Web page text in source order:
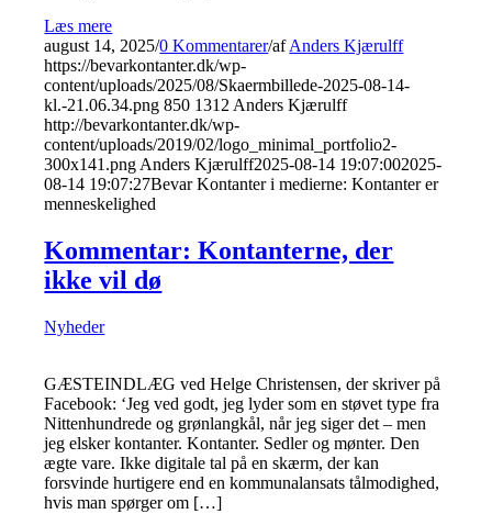
Læs mere
august 14, 2025/0 Kommentarer/afAnders Kjærulff
https://bevarkontanter.dk/wp-
content/uploads/2025/08/Skaermbillede-2025-08-14-
kl.-21.06.34.png 850 1312 Anders Kjærulff
http://bevarkontanter.dk/wp-
content/uploads/2019/02/logo_minimal_portfolio2-
300x141.png Anders Kjærulff2025-08-14 19:07:002025-
08-14 19:07:27Bevar Kontanter i medierne: Kontanter er
menneskelighed
Kommentar: Kontanterne, der
ikke vil dø
Nyheder
GÆSTEINDLÆG ved Helge Christensen, der skriver på
Facebook: ‘Jeg ved godt, jeg lyder som en støvet type fra
Nittenhundrede og grønlangkål, når jeg siger det – men
jeg elsker kontanter. Kontanter. Sedler og mønter. Den
ægte vare. Ikke digitale tal på en skærm, der kan
forsvinde hurtigere end en kommunalansats tålmodighed,
hvis man spørger om […]